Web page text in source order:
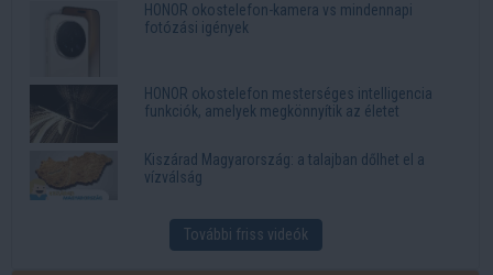
HONOR okostelefon-kamera vs mindennapi
fotózási igények
HONOR okostelefon mesterséges intelligencia
funkciók, amelyek megkönnyítik az életet
Kiszárad Magyarország: a talajban dőlhet el a
vízválság
További friss videók